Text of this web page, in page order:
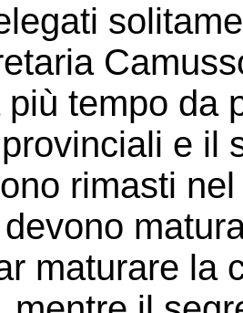
tempo da
e il
rimasti
maturare la